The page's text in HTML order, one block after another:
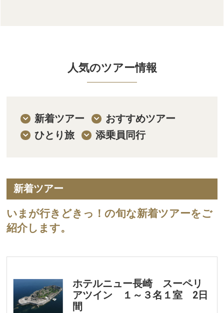
人気のツアー情報
新着ツアー
おすすめツアー
ひとり旅
添乗員同行
新着ツアー
いまが行きどきっ！の旬な新着ツアーをご
紹介します。
ホテルニュー長崎 スーペリ
アツイン １～３名１室 2日
間